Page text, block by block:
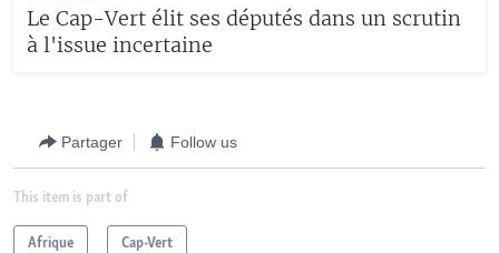
Le Cap-Vert élit ses députés dans un scrutin
à l'issue incertaine
Partager Follow us
This item is part of
Afrique Cap-Vert